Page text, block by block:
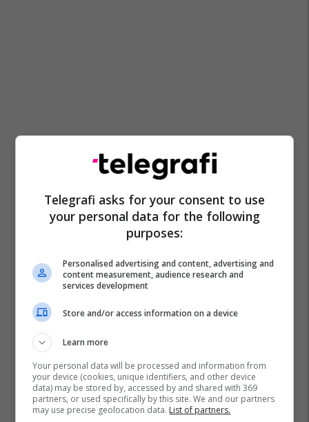
Telegrafi asks for your consent to use
your personal data for the following
purposes:
Personalised advertising and content, advertising and
content measurement, audience research and
services development
Store and/or access information on a device
Learn more
Your personal data will be processed and information from
your device (cookies, unique identifiers, and other device
data) may be stored by, accessed by and shared with 369
partners, or used specifically by this site. We and our partners
may use precise geolocation data. List of partners.